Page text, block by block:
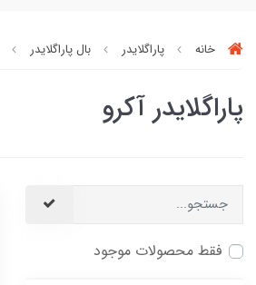
خانه پاراگلایدر بال پاراگلایدر
پاراگلایدر آکرو
فقط محصولات موجود